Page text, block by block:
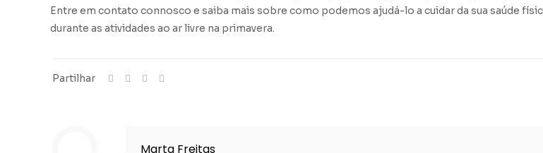
Entre em contato connosco e saiba mais sobre como podemos ajudá-lo a cuidar da sua saúde
durante as atividades ao ar livre na primavera.
Partilhar
Marta Freitas